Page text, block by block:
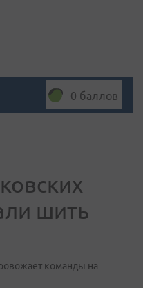
0 баллов
шить
команды на